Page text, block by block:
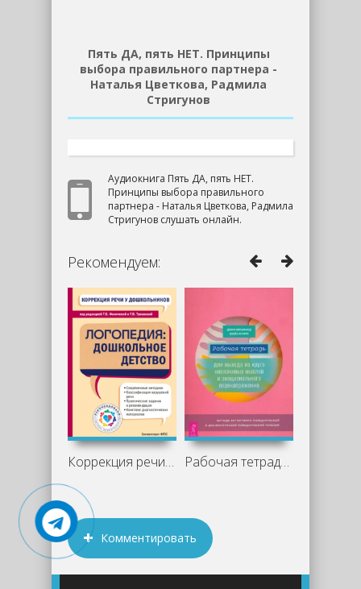
Пять ДА, пять НЕТ. Принципы
выбора правильного партнера -
Наталья Цветкова, Радмила
Стригунов
Аудиокнига Пять ДА, пять НЕТ.
Принципы выбора правильного
партнера - Наталья Цветкова, Радмила
Стригунов слушать онлайн.
Рекомендуем:
Коррекция речи у дошкольников. Рабочая тетрадь для выхода из круга
Комментировать